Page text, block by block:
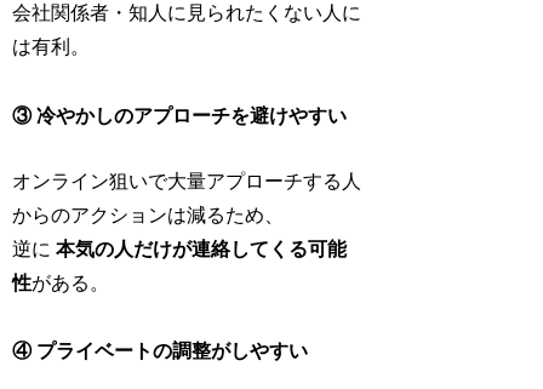
会社関係者・知人に見られたくない人に
は有利。
③ 冷やかしのアプローチを避けやすい
オンライン狙いで大量アプローチする人
からのアクションは減るため、
逆に本気の人だけが連絡してくる可能
性がある。
④ プライベートの調整がしやすい